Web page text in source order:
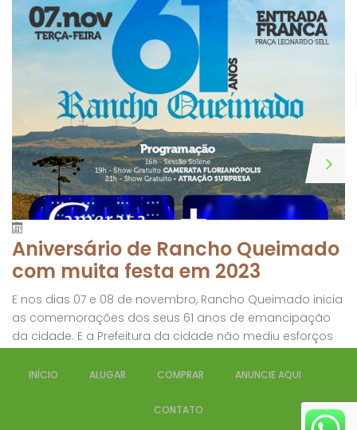
Aniversário de Rancho Queimado
com muita festa em 2023
E nos dias 07 e 08 de novembro, Rancho Queimado inicia
as comemorações dos seus 61 anos de emancipação
da cidade. E a Prefeitura da cidade não mediu esforços
programação abaixo:
INÍCIO ALUGAR COMPRAR ANUNCIE AQUI
CONTATO